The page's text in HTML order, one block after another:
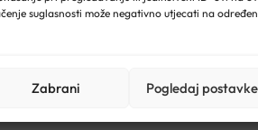
suglasnosti može negativno utjecati na
Zabrani Pogledaj postavke
okusa, pa se može uzimati i